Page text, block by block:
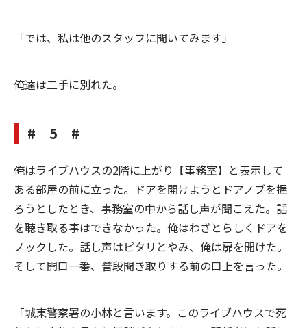
「では、私は他のスタッフに聞いてみます」
俺達は二手に別れた。
# 5 #
俺はライブハウスの2階に上がり【事務室】と表示して
ある部屋の前に立った。ドアを開けようとドアノブを握
ろうとしたとき、事務室の中から話し声が聞こえた。話
を聴き取る事はできなかった。俺はわざとらしくドアを
ノックした。話し声はピタリとやみ、俺は扉を開けた。
そして開口一番、普段聞き取りする前の口上を言った。
「城東警察署の小林と言います。このライブハウスで死